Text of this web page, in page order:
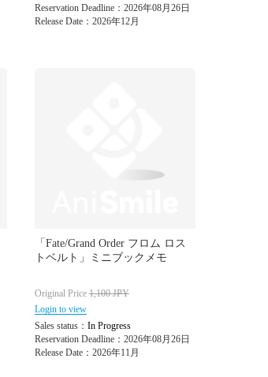
Reservation Deadline：2026年08月26日
Release Date：2026年12月
「Fate/Grand Order フロム ロス
トベルト」ミニブックメモ
Original Price 1,100JPY
Login to view
Sales status： In Progress
Reservation Deadline：2026年08月26日
Release Date：2026年11月